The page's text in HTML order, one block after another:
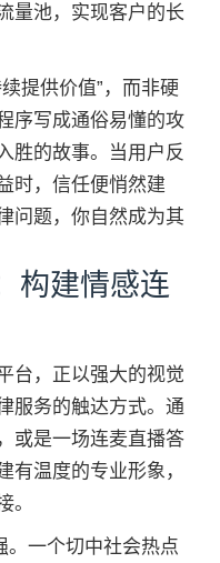
量池，实现客户的长
提供价值”，而非硬
序写成通俗易懂的攻
胜的故事。当用户反
时，信任便悄然建
问题，你自然成为其
构建情感连
台，正以强大的视觉
服务的触达方式。通
或是一场连麦直播答
有温度的专业形象，
。
。一个切中社会热点